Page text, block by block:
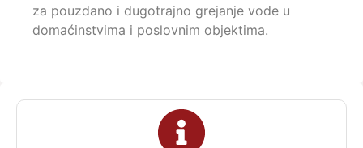
za pouzdano i dugotrajno grejanje vode u
domaćinstvima i poslovnim objektima.